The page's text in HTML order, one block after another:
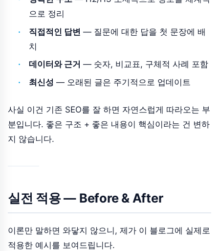
으로 정리
직접적인 답변 — 질문에 대한 답을 첫 문장에 배
치
데이터와 근거 — 숫자, 비교표, 구체적 사례 포함
최신성 — 오래된 글은 주기적으로 업데이트
사실 이건 기존 SEO를 잘 하면 자연스럽게 따라오는 부
분입니다. 좋은 구조 + 좋은 내용이 핵심이라는 건 변하
지 않습니다.
실전 적용 — Before & After
이론만 말하면 와닿지 않으니, 제가 이 블로그에 실제로
적용한 예시를 보여드립니다.